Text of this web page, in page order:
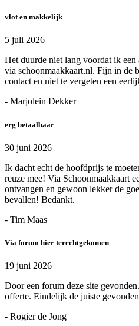
vlot en makkelijk
5 juli 2026
Het duurde niet lang voordat ik een
via schoonmaakkaart.nl. Fijn in de
contact en niet te vergeten een
- Marjolein Dekker
erg betaalbaar
30 juni 2026
Ik dacht echt de hoofdprijs te
reuze mee! Via Schoonmaakkaart
ontvangen en gewoon lekker de
bevallen! Bedankt.
- Tim Maas
Via forum hier terechtgekomen
19 juni 2026
Door een forum deze site
offerte. Eindelijk de juiste gevonden
- Rogier de Jong